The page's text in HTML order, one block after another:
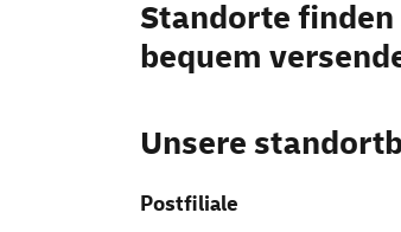
Standorte finden
bequem
Unsere
Postfiliale